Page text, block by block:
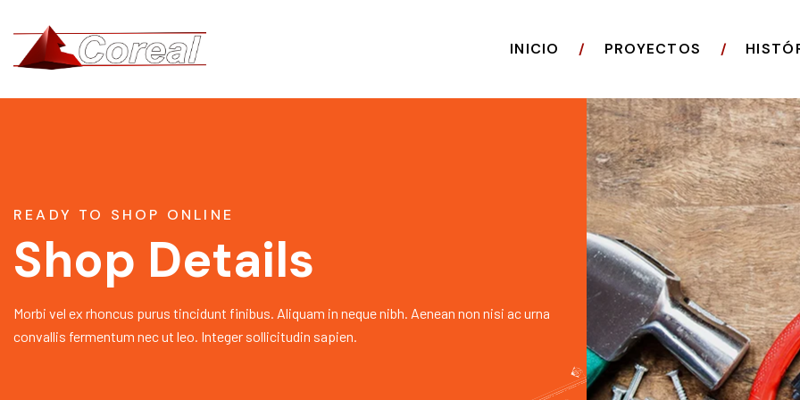
INICIO PROYECTOS
READY TO SHOP ONLINE
Shop Details
Morbi vel ex rhoncus purus tincidunt finibus. Aliquam in neque nibh. Aenean non nisi ac urna
convallis fermentum nec ut leo. Integer sollicitudin sapien.